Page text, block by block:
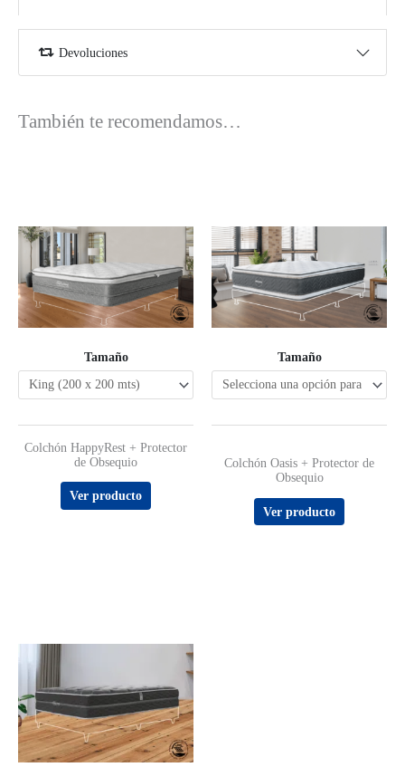
Devoluciones
También te recomendamos…
Tamaño
Colchón HappyRest + Protector
de Obsequio
Ver producto
Tamaño
Valorado
4.33
Colchón Oasis + Protector de
Obsequio
Ver producto